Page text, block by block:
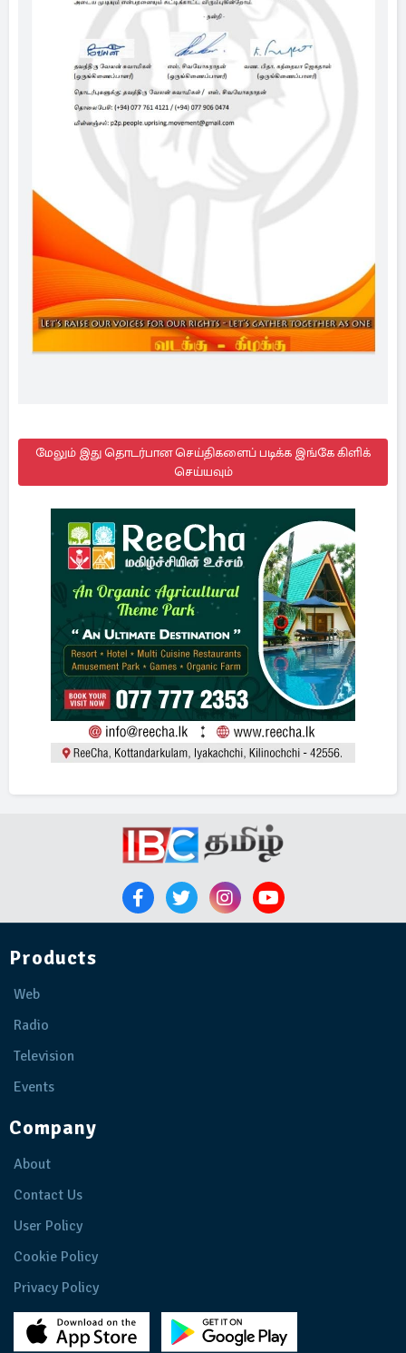
மேலும் இது தொடர்பான செய்திகளைப் படிக்க இங்கே கிளிக்
செய்யவும்
Products
Web
Radio
Television
Events
Company
About
Contact Us
User Policy
Cookie Policy
Privacy Policy